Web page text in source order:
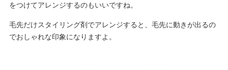
をつけてアレンジするのもいいですね。
毛先だけスタイリング剤でアレンジすると、毛先に動きが出るの
でおしゃれな印象になりますよ。